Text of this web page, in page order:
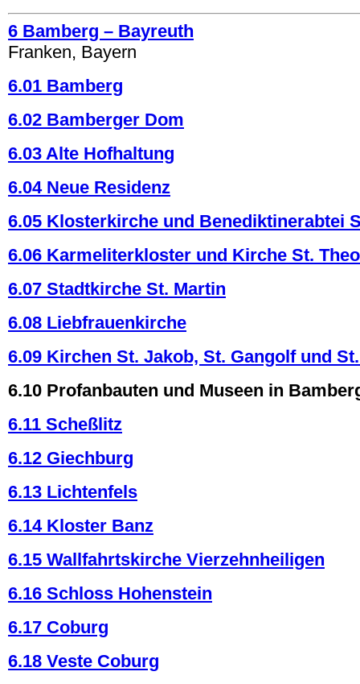
6 Bamberg – Bayreuth
Franken, Bayern
6.01 Bamberg
6.02 Bamberger Dom
6.03 Alte Hofhaltung
6.04 Neue Residenz
6.05 Klosterkirche und Benediktinerabtei
6.06 Karmeliterkloster und Kirche St.
6.07 Stadtkirche St. Martin
6.08 Liebfrauenkirche
6.09 Kirchen St. Jakob, St. Gangolf und
6.10 Profanbauten und Museen in
6.11 Scheßlitz
6.12 Giechburg
6.13 Lichtenfels
6.14 Kloster Banz
6.15 Wallfahrtskirche Vierzehnheiligen
6.16 Schloss Hohenstein
6.17 Coburg
6.18 Veste Coburg